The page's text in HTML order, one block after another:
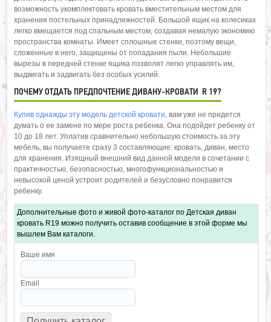
возможность укомплектовать кровать вместительным местом для
хранения постельных принадлежностей. Большой ящик на колесиках
легко вмещается под спальным местом, создавая немалую экономию
пространства комнаты. Имеет сплошные стенки, поэтому вещи,
сложенные в него, защищены от попадания пыли. Небольшие
вырезы в передней стенке ящика позволят легко управлять им,
выдвигать и задвигать без особых усилий.
ПОЧЕМУ ОТДАТЬ ПРЕДПОЧТЕНИЕ ДИВАНУ-КРОВАТИ R 19?
Купив однажды эту модель детской кровати, вам уже не придется
думать о ее замене по мере роста ребенка. Она подойдет ребенку от
10 до 18 лет. Уплатив сравнительно небольшую стоимость за эту
мебель, вы получаете сразу 3 составляющие: кровать, диван, место
для хранения. Изящный внешний вид данной модели в сочетании с
практичностью, безопасностью, многофункциональностью и
невысокой ценой устроит родителей и безусловно понравится
ребенку.
Дополнительные фото и живой фото-каталог по Детская диван
кровать R19 можно получить оставив сообщение в этой форме мы
вышлем Вам каталоги.
Ваше имя
Email